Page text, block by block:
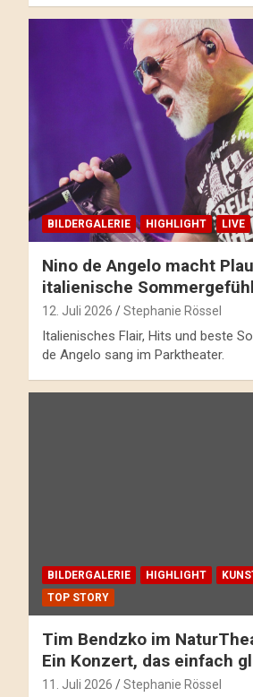
BILDERGALERIE HIGHLIGHT LIVE
Nino de Angelo macht
italienische
12. Juli 2026 Stephanie Rössel
Italienisches Flair, Hits und beste
de Angelo sang im Parktheater.
BILDERGALERIE HIGHLIGHT
TOP STORY
Tim Bendzko im
Ein Konzert, das einfach
11. Juli 2026 Stephanie Rössel